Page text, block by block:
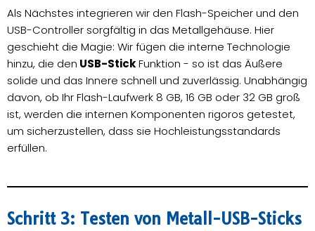
Als Nächstes integrieren wir den Flash-Speicher und den
USB-Controller sorgfältig in das Metallgehäuse. Hier
geschieht die Magie: Wir fügen die interne Technologie
hinzu, die den USB-StickFunktion - so ist das Äußere
solide und das Innere schnell und zuverlässig. Unabhängig
davon, ob Ihr Flash-Laufwerk 8 GB, 16 GB oder 32 GB groß
ist, werden die internen Komponenten rigoros getestet,
um sicherzustellen, dass sie Hochleistungsstandards
erfüllen.
Schritt 3: Testen von Metall-USB-Sticks